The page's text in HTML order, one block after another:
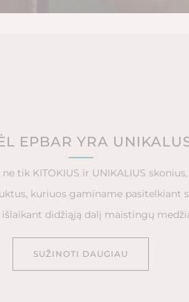
EPBAR YRA
tik KITOKIUS ir UNIKALIUS
kuriuos gaminame pasitelkiant
išlaikant didžiąją dalį maistingų
SUŽINOTI DAUGIAU